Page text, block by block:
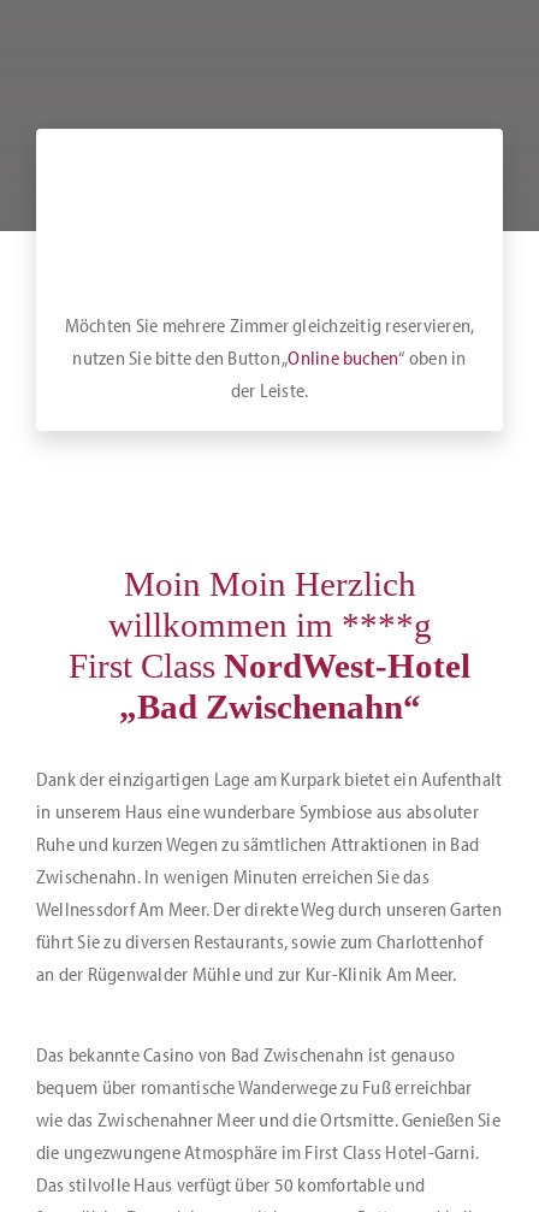
Möchten Sie mehrere Zimmer gleichzeitig reservieren,
nutzen Sie bitte den Button „Online buchen“ oben in
der Leiste.
Moin Moin Herzlich
willkommen im ****g
First Class NordWest-Hotel
„Bad Zwischenahn“
Dank der einzigartigen Lage am Kurpark bietet ein Aufenthalt
in unserem Haus eine wunderbare Symbiose aus absoluter
Ruhe und kurzen Wegen zu sämtlichen Attraktionen in Bad
Zwischenahn. In wenigen Minuten erreichen Sie das
Wellnessdorf Am Meer. Der direkte Weg durch unseren Garten
führt Sie zu diversen Restaurants, sowie zum Charlottenhof
an der Rügenwalder Mühle und zur Kur-Klinik Am Meer.
Das bekannte Casino von Bad Zwischenahn ist genauso
bequem über romantische Wanderwege zu Fuß erreichbar
wie das Zwischenahner Meer und die Ortsmitte. Genießen Sie
die ungezwungene Atmosphäre im First Class Hotel-Garni.
Das stilvolle Haus verfügt über 50 komfortable und